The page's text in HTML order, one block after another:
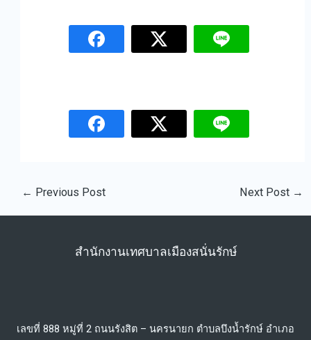
← Previous Post Next Post →
สำนักงานเทศบาลเมืองสนั่นรักษ์
เลขที่ 888 หมู่ที่ 2 ถนนรังสิต – นครนายก ตำบลบึงน้ำรักษ์ อำเภอ